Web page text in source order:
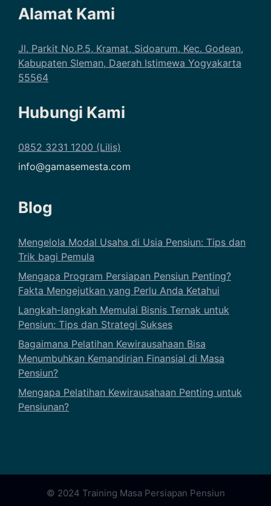
Alamat Kami
Jl. Parkit No.P.5, Kramat, Sidoarum, Kec. Godean,
Kabupaten Sleman, Daerah Istimewa Yogyakarta
55564
Hubungi Kami
0852 3231 1200 (Lilis)
info@gamasemesta.com
Blog
Mengelola Modal Usaha di Usia Pensiun: Tips dan
Trik bagi Pemula
Mengapa Program Persiapan Pensiun Penting?
Fakta Mengejutkan yang Perlu Anda Ketahui
Langkah-langkah Memulai Bisnis Ternak untuk
Pensiun: Tips dan Strategi Sukses
Bagaimana Pelatihan Kewirausahaan Bisa
Menumbuhkan Kemandirian Finansial di Masa
Pensiun?
Mengapa Pelatihan Kewirausahaan Penting untuk
Pensiunan?
© 2024 Training Masa Persiapan Pensiun